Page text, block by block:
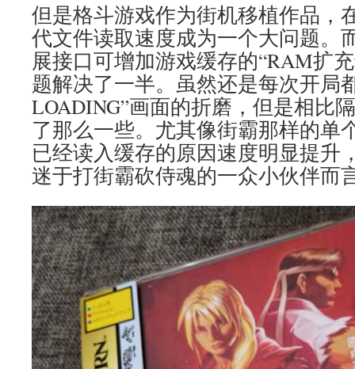
但是格斗游戏作为街机移植作品，
代文件读取速度成为一个大问题。
展接口可增加游戏缓存的“RAM扩
题解决了一半。虽然还是每次开局
LOADING”画面的折磨，但是相比
了那么一些。尤其像街霸那样的单
已经读入缓存的原因速度明显提升
迷于打街霸砍侍魂的一众小伙伴而